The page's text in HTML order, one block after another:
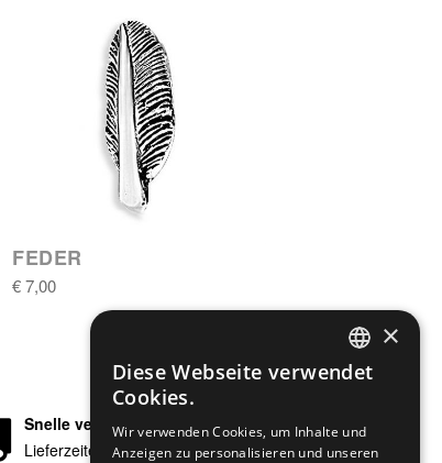
FEDER
€ 7,00
Snelle verzending
Lieferzeiten in 24/48 Stunden
ENGLISH
ITALIAN
×
Diese Webseite verwendet
Cookies.
Wir verwenden Cookies, um Inhalte und
Anzeigen zu personalisieren und unseren